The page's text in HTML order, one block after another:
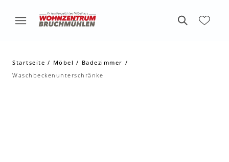
Startseite Möbel
Badezimmer
Waschbeckenunterschränke